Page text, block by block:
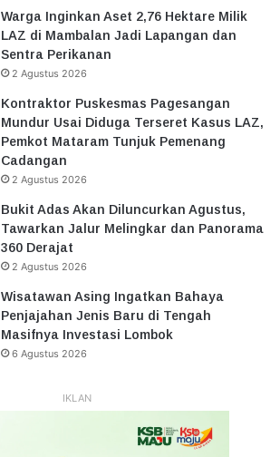
Warga Inginkan Aset 2,76 Hektare Milik
LAZ di Mambalan Jadi Lapangan dan
Sentra Perikanan
2 Agustus 2026
Kontraktor Puskesmas Pagesangan
Mundur Usai Diduga Terseret Kasus LAZ,
Pemkot Mataram Tunjuk Pemenang
Cadangan
2 Agustus 2026
Bukit Adas Akan Diluncurkan Agustus,
Tawarkan Jalur Melingkar dan Panorama
360 Derajat
2 Agustus 2026
Wisatawan Asing Ingatkan Bahaya
Penjajahan Jenis Baru di Tengah
Masifnya Investasi Lombok
6 Agustus 2026
IKLAN